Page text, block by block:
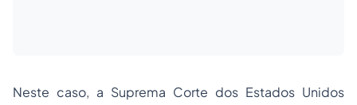
Neste caso, a Suprema Corte dos Estados Unidos